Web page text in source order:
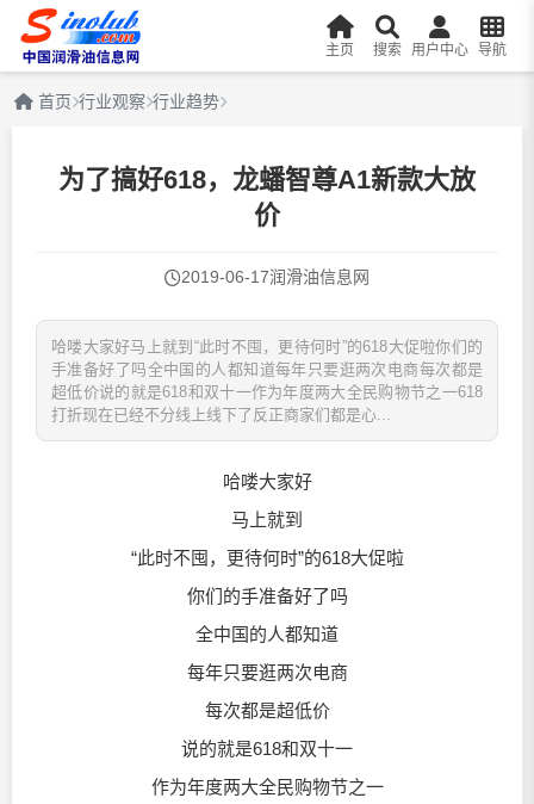
主页 搜索 用户中心 导航
首页 行业观察 行业趋势
为了搞好618，龙蟠智尊A1新款大放
价
2019-06-17润滑油信息网
哈喽大家好马上就到“此时不囤，更待何时”的618大促啦你们的
手准备好了吗全中国的人都知道每年只要逛两次电商每次都是
超低价说的就是618和双十一作为年度两大全民购物节之一618
打折现在已经不分线上线下了反正商家们都是心...
哈喽大家好
马上就到
“此时不囤，更待何时”的618大促啦
你们的手准备好了吗
全中国的人都知道
每年只要逛两次电商
每次都是超低价
说的就是618和双十一
作为年度两大全民购物节之一